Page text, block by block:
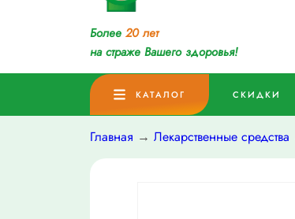
Более 20 лет
на страже Вашего здоровья!
КАТАЛОГ СКИДКИ
Главная → Лекарственные средства